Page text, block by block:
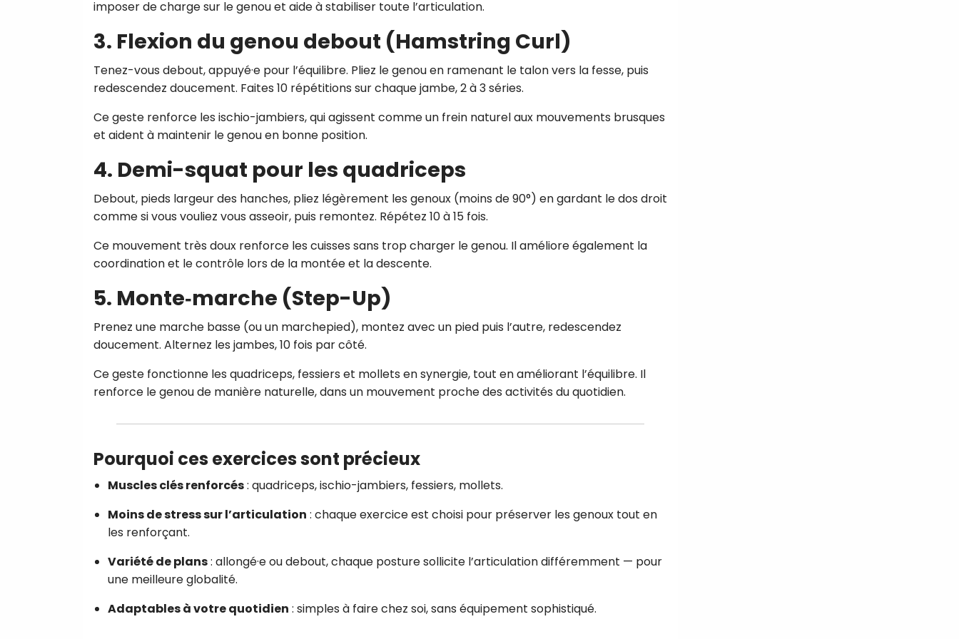
imposer de charge sur le genou et aide à stabiliser toute l’articulation.
3. Flexion du genou debout (Hamstring Curl)
Tenez-vous debout, appuyé·e pour l’équilibre. Pliez le genou en ramenant le talon vers la fesse, puis
redescendez doucement. Faites 10 répétitions sur chaque jambe, 2 à 3 séries.
Ce geste renforce les ischio-jambiers, qui agissent comme un frein naturel aux mouvements brusques
et aident à maintenir le genou en bonne position.
4. Demi-squat pour les quadriceps
Debout, pieds largeur des hanches, pliez légèrement les genoux (moins de 90°) en gardant le dos droit
comme si vous vouliez vous asseoir, puis remontez. Répétez 10 à 15 fois.
Ce mouvement très doux renforce les cuisses sans trop charger le genou. Il améliore également la
coordination et le contrôle lors de la montée et la descente.
5. Monte‑marche (Step-Up)
Prenez une marche basse (ou un marchepied), montez avec un pied puis l’autre, redescendez
doucement. Alternez les jambes, 10 fois par côté.
Ce geste fonctionne les quadriceps, fessiers et mollets en synergie, tout en améliorant l’équilibre. Il
renforce le genou de manière naturelle, dans un mouvement proche des activités du quotidien.
Pourquoi ces exercices sont précieux
Muscles clés renforcés: quadriceps, ischio-jambiers, fessiers, mollets.
Moins de stress sur l’articulation : chaque exercice est choisi pour préserver les genoux tout en
les renforçant.
Variété de plans: allongé·e ou debout, chaque posture sollicite l’articulation différemment — pour
une meilleure globalité.
Adaptables à votre quotidien : simples à faire chez soi, sans équipement sophistiqué.